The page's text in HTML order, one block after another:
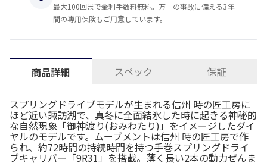
最大100回まで金利手数料無料。万一の事故に備える3年
間の専用保険もご用意しています。
商品詳細 スペック 保証
スプリングドライブモデルが生まれる信州 時の匠工房に
ほど近い諏訪湖で、真冬に全面結氷した時に起きる神秘的
な自然現象「御神渡り(おみわたり)」をイメージしたダイ
ヤルのモデルです。ムーブメントは信州 時の匠工房で作
られ、約72時間の持続時間を持つ手巻スプリングドライ
ブキャリバー「9R31」を搭載。薄く長い2本の動力ぜんま